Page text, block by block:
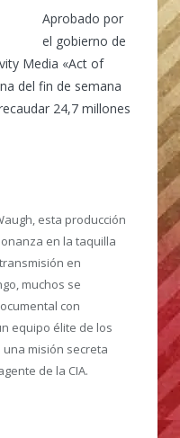
Aprobado por
el gobierno de
Media «Act of
del fin de semana
24,7 millones
esta producción
en la taquilla
en
muchos se
con
equipo élite de los
una misión secreta
de la CIA.